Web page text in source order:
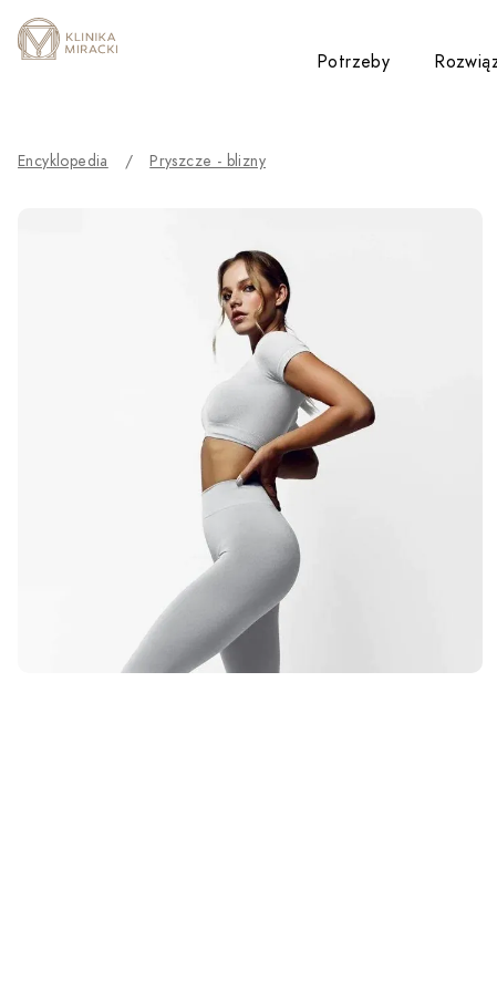
Przejdź do treści
Potrzeby Toggle
Encyklopedia / Pryszcze - blizny